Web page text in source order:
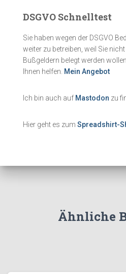
DSGVO Schnelltest
Sie haben wegen der DSGVO
weiter zu betreiben, weil Sie
Bußgeldern belegt werden
Ihnen helfen. Mein Angebot
Ich bin auch auf Mastodon zu
Hier geht es zum Spreadshirt-
Ähnliche